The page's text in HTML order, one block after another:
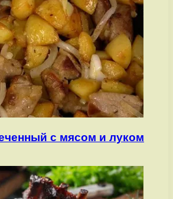
с мясом и луком